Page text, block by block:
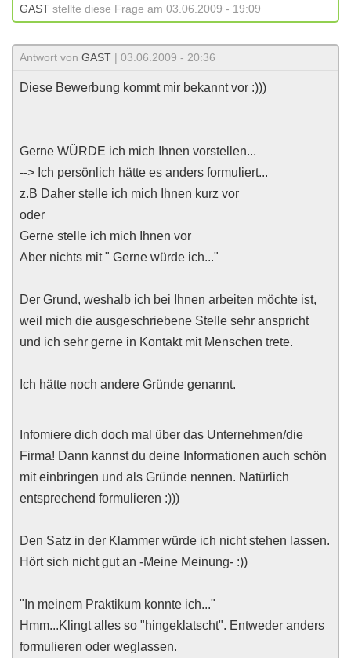
GAST stellte diese Frage am 03.06.2009 - 19:09
Antwort von GAST | 03.06.2009 - 20:36
Diese Bewerbung kommt mir bekannt vor :)))
Gerne WÜRDE ich mich Ihnen vorstellen...
--> Ich persönlich hätte es anders formuliert...
z.B Daher stelle ich mich Ihnen kurz vor
oder
Gerne stelle ich mich Ihnen vor
Aber nichts mit " Gerne würde ich..."
Der Grund, weshalb ich bei Ihnen arbeiten möchte ist,
weil mich die ausgeschriebene Stelle sehr anspricht
und ich sehr gerne in Kontakt mit Menschen trete.
Ich hätte noch andere Gründe genannt.
Infomiere dich doch mal über das Unternehmen/die
Firma! Dann kannst du deine Informationen auch schön
mit einbringen und als Gründe nennen. Natürlich
entsprechend formulieren :)))
Den Satz in der Klammer würde ich nicht stehen lassen.
Hört sich nicht gut an -Meine Meinung- :))
"In meinem Praktikum konnte ich..."
Hmm...Klingt alles so "hingeklatscht". Entweder anders
formulieren oder weglassen.